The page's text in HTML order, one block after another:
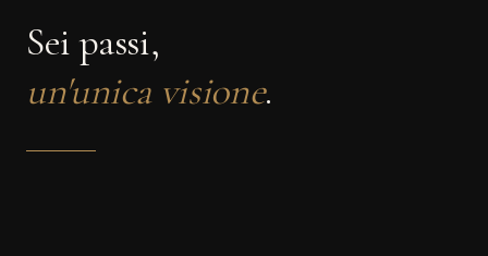
Sei passi,
un'unica visione.